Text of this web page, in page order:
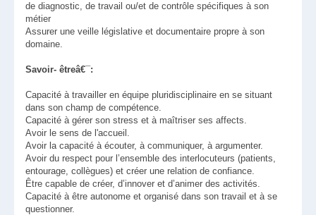
de diagnostic, de travail ou/et de contrôle spécifiques à son
métier
Assurer une veille législative et documentaire propre à son
domaine.
Savoir- êtreâ€¯:
Capacité à travailler en équipe pluridisciplinaire en se situant
dans son champ de compétence.
Capacité à gérer son stress et à maîtriser ses affects.
Avoir le sens de l'accueil.
Avoir la capacité à écouter, à communiquer, à argumenter.
Avoir du respect pour l’ensemble des interlocuteurs (patients,
entourage, collègues) et créer une relation de confiance.
Être capable de créer, d’innover et d’animer des activités.
Capacité à être autonome et organisé dans son travail et à se
questionner.